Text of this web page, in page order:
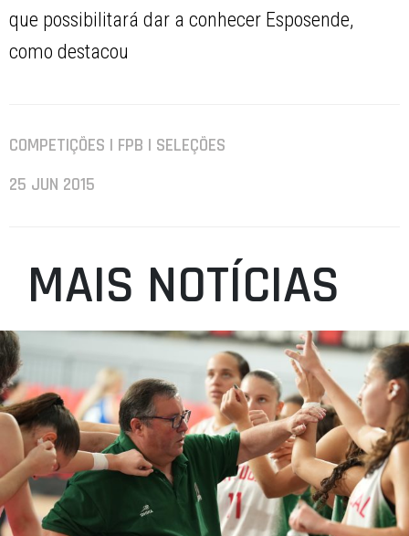
que possibilitará dar a conhecer Esposende,
como destacou
COMPETIÇÕES | FPB | SELEÇÕES
25 JUN 2015
MAIS NOTÍCIAS